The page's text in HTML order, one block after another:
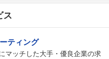
ス
ティング
マッチした大手・優良企業の求